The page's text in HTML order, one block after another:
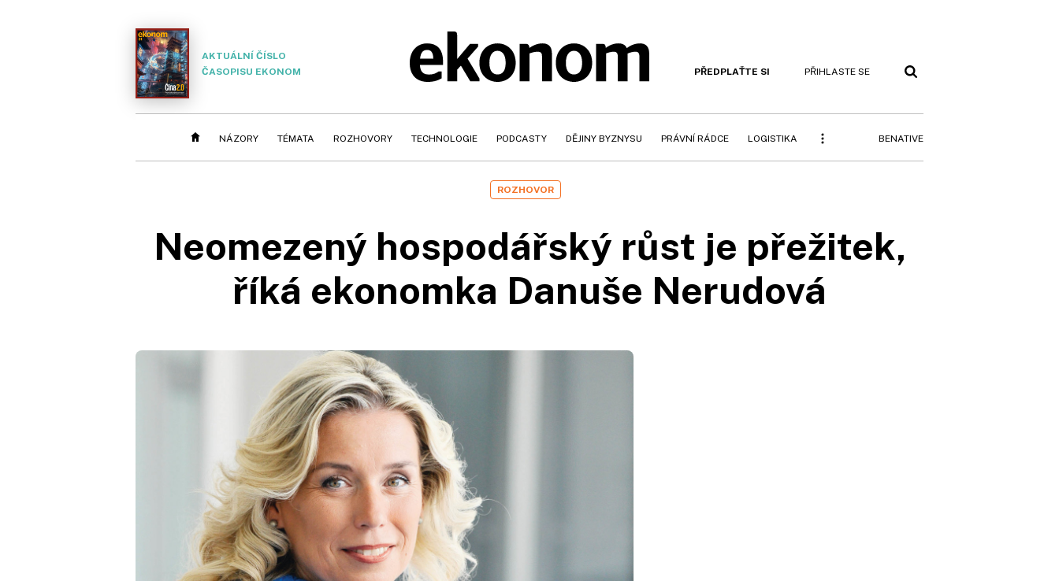
AKTUÁLNÍ ČÍSLO
ČASOPISU EKONOM
PŘEDPLAŤTE SI PŘIHLASTE SE
NÁZORY TÉMATA ROZHOVORY TECHNOLOGIE PODCASTY DĚJINY BYZNYSU PRÁVNÍ RÁDCE LOGISTIKA BENATIVE
ROZHOVOR
Neomezený hospodářský růst je přežitek,
říká ekonomka Danuše Nerudová